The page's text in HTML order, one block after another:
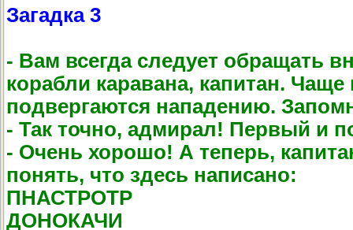
Загадка 3
- Вам всегда следует обращать
корабли каравана, капитан.
подвергаются нападению.
- Так точно, адмирал! Первый и
- Очень хорошо! А теперь,
понять, что здесь написано:
ПНАСТРОТР
ДОНОКАЧИ